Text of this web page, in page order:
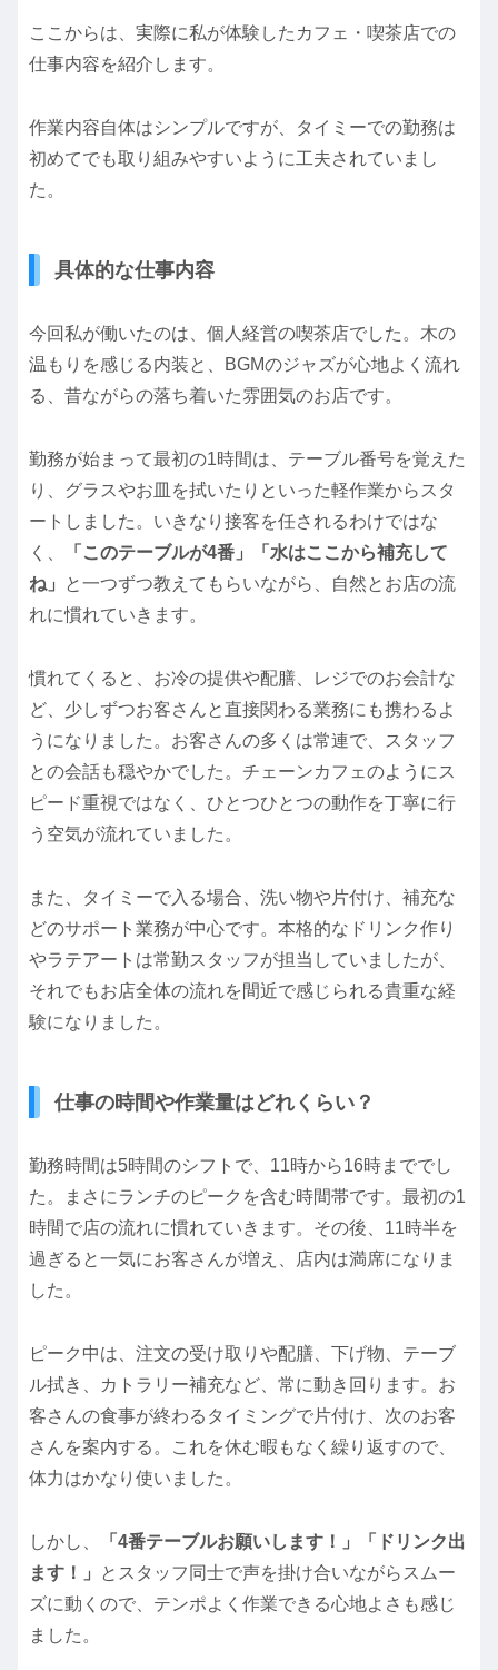
ここからは、実際に私が体験したカフェ・喫茶店での
仕事内容を紹介します。
作業内容自体はシンプルですが、タイミーでの勤務は
初めてでも取り組みやすいように工夫されていまし
た。
具体的な仕事内容
今回私が働いたのは、個人経営の喫茶店でした。木の
温もりを感じる内装と、BGMのジャズが心地よく流れ
る、昔ながらの落ち着いた雰囲気のお店です。
勤務が始まって最初の1時間は、テーブル番号を覚えた
り、グラスやお皿を拭いたりといった軽作業からスタ
ートしました。いきなり接客を任されるわけではな
く、
「このテーブルが4番」「水はここから補充して
ね」
と一つずつ教えてもらいながら、自然とお店の流
れに慣れていきます。
慣れてくると、お冷の提供や配膳、レジでのお会計な
ど、少しずつお客さんと直接関わる業務にも携わるよ
うになりました。お客さんの多くは常連で、スタッフ
との会話も穏やかでした。チェーンカフェのようにス
ピード重視ではなく、ひとつひとつの動作を丁寧に行
う空気が流れていました。
また、タイミーで入る場合、洗い物や片付け、補充な
どのサポート業務が中心です。本格的なドリンク作り
やラテアートは常勤スタッフが担当していましたが、
それでもお店全体の流れを間近で感じられる貴重な経
験になりました。
仕事の時間や作業量はどれくらい？
勤務時間は5時間のシフトで、11時から16時まででし
た。まさにランチのピークを含む時間帯です。最初の1
時間で店の流れに慣れていきます。その後、11時半を
過ぎると一気にお客さんが増え、店内は満席になりま
した。
ピーク中は、注文の受け取りや配膳、下げ物、テーブ
ル拭き、カトラリー補充など、常に動き回ります。お
客さんの食事が終わるタイミングで片付け、次のお客
さんを案内する。これを休む暇もなく繰り返すので、
体力はかなり使いました。
しかし、
「4番テーブルお願いします！」「ドリンク出
ます！」
とスタッフ同士で声を掛け合いながらスムー
ズに動くので、テンポよく作業できる心地よさも感じ
ました。